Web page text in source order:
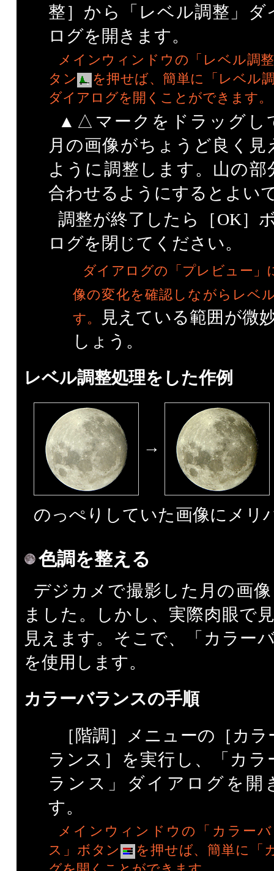
整］から「レベル調整」ダ
ログを開きます。
メインウィンドウの「レベル調
タン
を押せば、簡単に「レベル
ダイアログを開くことができます。
▲△マークをドラッグし
月の画像がちょうど良く見
ように調整します。山の部
合わせるようにするとよい
調整が終了したら［OK］
ログを閉じてください。
ダイアログの「プレビュー
像の変化を確認しながらレベ
す。
見えている範囲が微
しょう。
レベル調整処理をした作例
→
のっぺりしていた画像にメリ
色調を整える
デジカメで撮影した月の画
ました。しかし、実際肉眼で
見えます。そこで、「カラー
を使用します。
カラーバランスの手順
［階調］メニューの［カラ
ランス］を実行し、「カラ
ランス」ダイアログを開
す。
メインウィンドウの「カラー
ス」ボタン
を押せば、簡単に「